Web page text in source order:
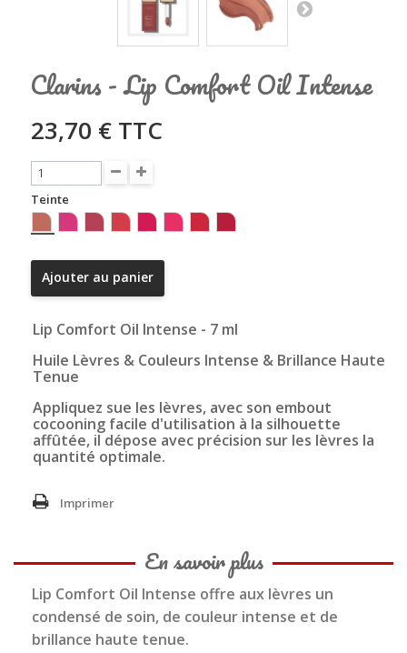
Clarins - Lip Comfort Oil Intense
23,70 € TTC
Teinte
Ajouter au panier
Lip Comfort Oil Intense - 7 ml
Huile Lèvres & Couleurs Intense & Brillance Haute
Tenue
Appliquez sue les lèvres, avec son embout
cocooning facile d'utilisation à la silhouette
affûtée, il dépose avec précision sur les lèvres la
quantité optimale.
Imprimer
En savoir plus
Lip Comfort Oil Intense offre aux lèvres un
condensé de soin, de couleur intense et de
brillance haute tenue.